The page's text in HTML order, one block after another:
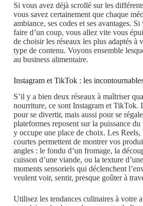
Si vous avez déjà scrollé sur les
vous savez certainement que chaque
ambiance, ses codes et ses avantages.
faire d’un coup, vous allez vite vous
de choisir les réseaux les plus adaptés à
type de contenu. Voyons ensemble
au business alimentaire.
Instagram et TikTok : les
S’il y a bien deux réseaux à maîtriser
nourriture, ce sont Instagram et TikTok.
pour se divertir, mais aussi pour se
plateformes reposent sur la puissance
y occupe une place de choix. Les Reels,
courtes permettent de montrer vos
angles : le fondu d’un fromage, la
cuisson d’une viande, ou la texture
moments sensoriels qui déclenchent
veulent voir, sentir, presque goûter à
Utilisez les tendances culinaires à votre